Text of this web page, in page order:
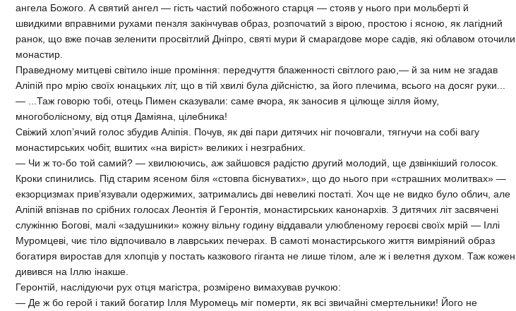
ангела Божого. А святий ангел — гість частий побожного старця — стояв у нього при мольберті й
швидкими вправними рухами пензля закінчував образ, розпочатий з вірою, простою і ясною, як лагідний
ранок, що вже почав зеленити просвітлий Дніпро, святі мури й смарагдове море садів, які облавом оточили
монастир.
Праведному митцеві світило інше проміння: передчуття блаженності світлого раю,— й за ним не згадав
Аліпій про мрію своїх юнацьких літ, що в тій хвилі була дійсністю, за його плечима, всього на досяг руки...
— ...Таж говорю тобі, отець Пимен сказували: саме вчора, як заносив я цілюще зілля йому,
многоболісному, від отця Даміяна, цілебника!
Свіжий хлоп’ячий голос збудив Аліпія. Почув, як дві пари дитячих ніг почовгали, тягнучи на собі вагу
монастирських чобіт, вшитих «на виріст» великих і незграбних.
— Чи ж то-бо той самий? — хвилюючись, аж зайшовся радістю другий молодий, ще дзвінкіший голосок.
Кроки спинились. Під старим ясеном біля «стовпа біснуватих», що до нього при «страшних молитвах» —
екзорцизмах прив’язували одержимих, затримались дві невеликі постаті. Хоч ще не видко було облич, але
Аліпій впізнав по срібних голосах Леонтія й Геронтія, монастирських канонархів. З дитячих літ засвячені
служінню Богові, малі «задушники» кожну вільну годину віддавали улюбленому героєві своїх мрій — Іллі
Муромцеві, чиє тіло відпочивало в лаврських печерах. В самоті монастирського життя вимріяний образ
богатиря виростав для хлопців у постать казкового гіганта не лише тілом, але ж і велетня духом. Таж кожен
дивився на Іллю інакше.
Геронтій, наслідуючи рух отця магістра, розмірено вимахував ручкою:
— Де ж бо герой і такий богатир Ілля Муромець міг померти, як всі звичайні смертельники! Його не